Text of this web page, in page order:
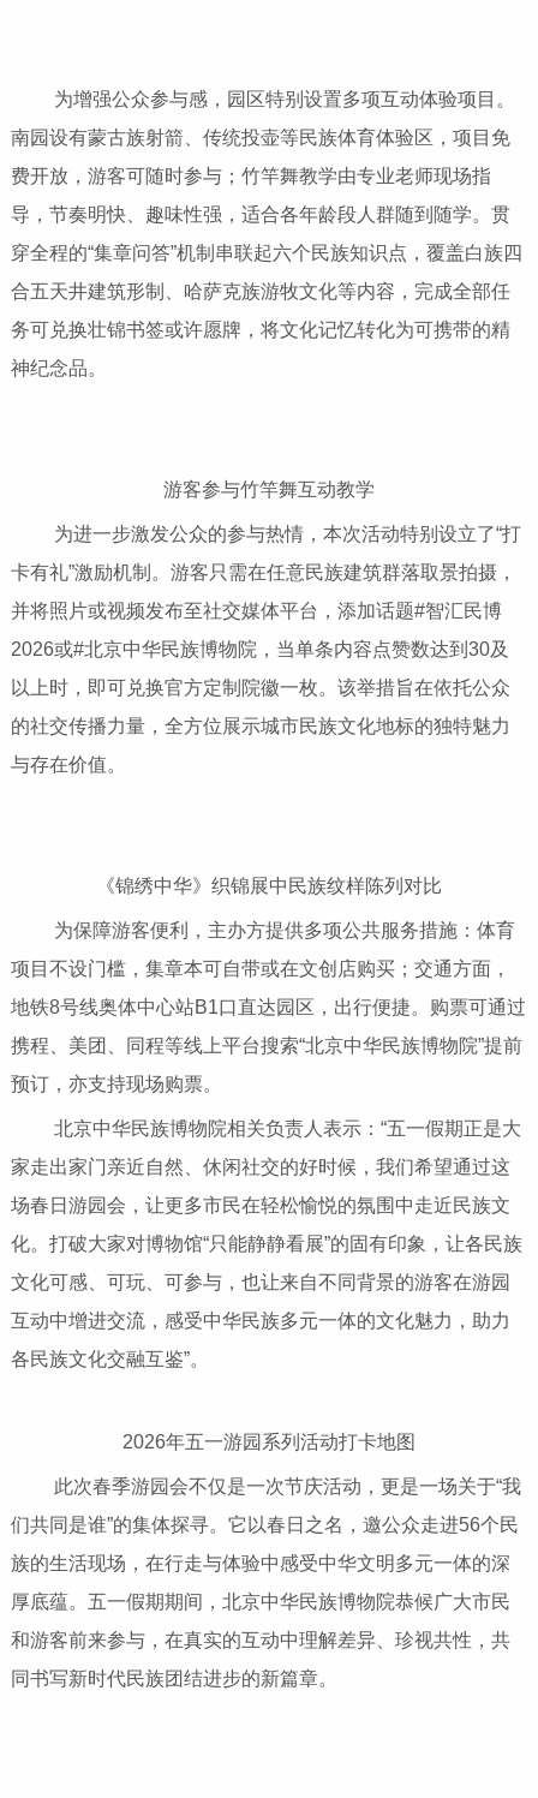
为增强公众参与感，园区特别设置多项互动体验项目。
南园设有蒙古族射箭、传统投壶等民族体育体验区，项目免
费开放，游客可随时参与；竹竿舞教学由专业老师现场指
导，节奏明快、趣味性强，适合各年龄段人群随到随学。贯
穿全程的“集章问答”机制串联起六个民族知识点，覆盖白族四
合五天井建筑形制、哈萨克族游牧文化等内容，完成全部任
务可兑换壮锦书签或许愿牌，将文化记忆转化为可携带的精
神纪念品。
游客参与竹竿舞互动教学
为进一步激发公众的参与热情，本次活动特别设立了“打
卡有礼”激励机制。游客只需在任意民族建筑群落取景拍摄，
并将照片或视频发布至社交媒体平台，添加话题#智汇民博
2026或#北京中华民族博物院，当单条内容点赞数达到30及
以上时，即可兑换官方定制院徽一枚。该举措旨在依托公众
的社交传播力量，全方位展示城市民族文化地标的独特魅力
与存在价值。
《锦绣中华》织锦展中民族纹样陈列对比
为保障游客便利，主办方提供多项公共服务措施：体育
项目不设门槛，集章本可自带或在文创店购买；交通方面，
地铁8号线奥体中心站B1口直达园区，出行便捷。购票可通过
携程、美团、同程等线上平台搜索“北京中华民族博物院”提前
预订，亦支持现场购票。
北京中华民族博物院相关负责人表示：“五一假期正是大
家走出家门亲近自然、休闲社交的好时候，我们希望通过这
场春日游园会，让更多市民在轻松愉悦的氛围中走近民族文
化。打破大家对博物馆“只能静静看展”的固有印象，让各民族
文化可感、可玩、可参与，也让来自不同背景的游客在游园
互动中增进交流，感受中华民族多元一体的文化魅力，助力
各民族文化交融互鉴”。
2026年五一游园系列活动打卡地图
此次春季游园会不仅是一次节庆活动，更是一场关于“我
们共同是谁”的集体探寻。它以春日之名，邀公众走进56个民
族的生活现场，在行走与体验中感受中华文明多元一体的深
厚底蕴。五一假期期间，北京中华民族博物院恭候广大市民
和游客前来参与，在真实的互动中理解差异、珍视共性，共
同书写新时代民族团结进步的新篇章。